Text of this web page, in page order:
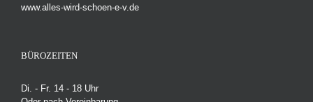
www.alles-wird-schoen-e-v.de
BÜROZEITEN
Di. - Fr. 14 - 18 Uhr